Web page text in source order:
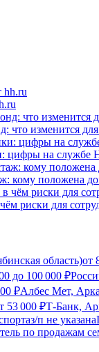
что изменится
цифры на службе
кому положена
риски для
область)от
до 100 000 ₽
₽Албес Мет,
53 000 ₽Т-Банк,
з/п не указана
по продажам